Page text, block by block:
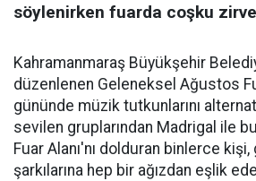
söylenirken fuarda coşku
Kahramanmaraş Büyükşehir
düzenlenen Geleneksel Ağustos
gününde müzik tutkunlarını
sevilen gruplarından Madrigal ile
Fuar Alanı'nı dolduran binlerce
şarkılarına hep bir ağızdan eşlik